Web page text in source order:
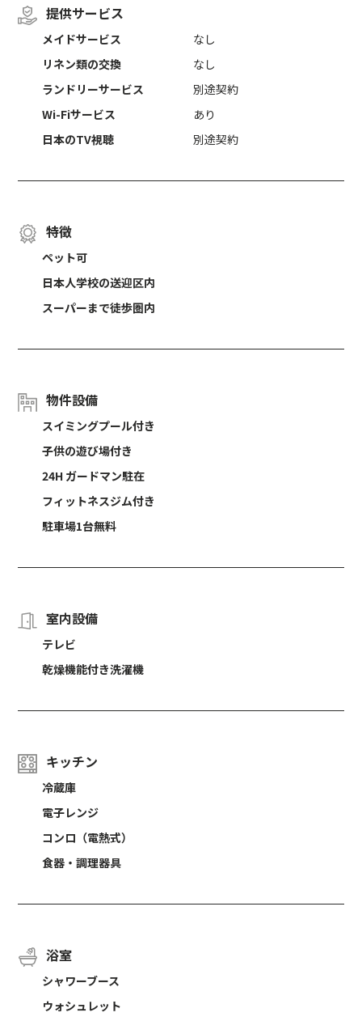
提供サービス
メイドサービス
なし
リネン類の交換
なし
ランドリーサービス
別途契約
Wi-Fiサービス
あり
日本のTV視聴
別途契約
特徴
ペット可
日本人学校の送迎区内
スーパーまで徒歩圏内
物件設備
スイミングプール付き
子供の遊び場付き
24H ガードマン駐在
フィットネスジム付き
駐車場1台無料
室内設備
テレビ
乾燥機能付き洗濯機
キッチン
冷蔵庫
電子レンジ
コンロ（電熱式）
食器・調理器具
浴室
シャワーブース
ウォシュレット